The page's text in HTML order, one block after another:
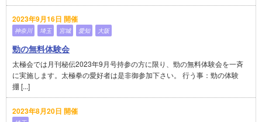
2023年9月16日 開催
神奈川 埼玉 宮城 愛知 大阪
勁の無料体験会
太極会では月刊秘伝2023年9月号持参の方に限り、勁の無料体験会を一斉
に実施します。太極拳の愛好者は是非御参加下さい。 行う事：勁の体験
掤 [...]
2023年8月20日 開催